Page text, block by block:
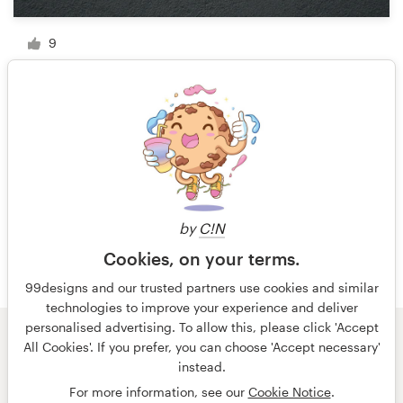
by C!N
Cookies, on your terms.
99designs and our trusted partners use cookies and similar
technologies to improve your experience and deliver
personalised advertising. To allow this, please click 'Accept
All Cookies'. If you prefer, you can choose 'Accept necessary'
instead.
For more information, see our Cookie Notice.
9
1 sur 4
© 99designs
par Vista
Confidentialité